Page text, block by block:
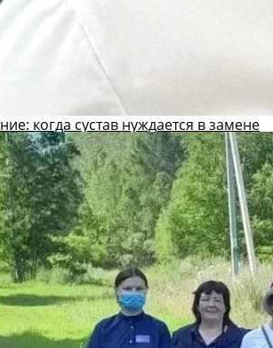
когда сустав нуждается в замене